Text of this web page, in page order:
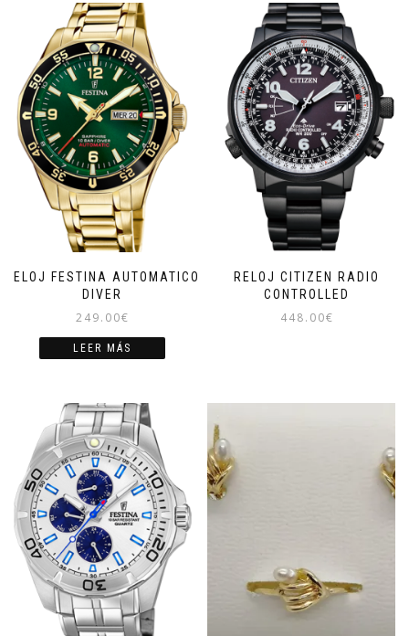
RELOJ FESTINA AUTOMATICO
DIVER
249.00€
LEER MÁS
RELOJ CITIZEN RADIO
CONTROLLED
448.00€